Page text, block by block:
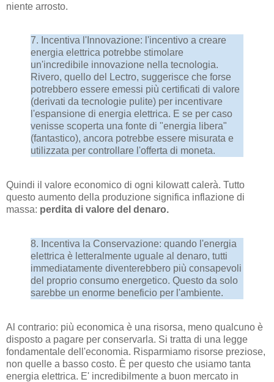
niente arrosto.
7. Incentiva l'Innovazione: l'incentivo a creare
energia elettrica potrebbe stimolare
un'incredibile innovazione nella tecnologia.
Rivero, quello del Lectro, suggerisce che forse
potrebbero essere emessi più certificati di valore
(derivati da tecnologie pulite) per incentivare
l'espansione di energia elettrica. E se per caso
venisse scoperta una fonte di "energia libera"
(fantastico), ancora potrebbe essere misurata e
utilizzata per controllare l'offerta di moneta.
Quindi il valore economico di ogni kilowatt calerà. Tutto
questo aumento della produzione significa inflazione di
massa: perdita di valore del denaro.
8. Incentiva la Conservazione: quando l'energia
elettrica è letteralmente uguale al denaro, tutti
immediatamente diventerebbero più consapevoli
del proprio consumo energetico. Questo da solo
sarebbe un enorme beneficio per l'ambiente.
Al contrario: più economica è una risorsa, meno qualcuno è
disposto a pagare per conservarla. Si tratta di una legge
fondamentale dell'economia. Risparmiamo risorse preziose,
non quelle a basso costo. È per questo che usiamo tanta
energia elettrica. E' incredibilmente a buon mercato in